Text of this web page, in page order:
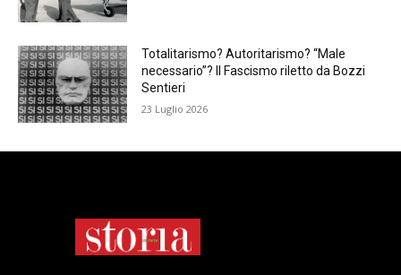
Totalitarismo? Autoritarismo? “Male
necessario”? Il Fascismo riletto da Bozzi
Sentieri
23 Luglio 2026